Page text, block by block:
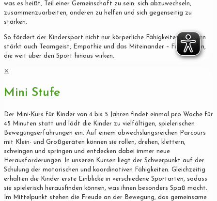
was es heißt, Teil einer Gemeinschaft zu sein: sich abzuwechseln,
zusammenzuarbeiten, anderen zu helfen und sich gegenseitig zu
stärken.
So fördert der Kindersport nicht nur körperliche Fähigkeiten, sondern
stärkt auch Teamgeist, Empathie und das Miteinander – Fähigkeiten,
die weit über den Sport hinaus wirken.
✕
Mini Stufe
Der Mini-Kurs für Kinder von 4 bis 5 Jahren findet einmal pro Woche für
45 Minuten statt und lädt die Kinder zu vielfältigen, spielerischen
Bewegungserfahrungen ein. Auf einem abwechslungsreichen Parcours
mit Klein- und Großgeräten können sie rollen, drehen, klettern,
schwingen und springen und entdecken dabei immer neue
Herausforderungen. In unseren Kursen liegt der Schwerpunkt auf der
Schulung der motorischen und koordinativen Fähigkeiten. Gleichzeitig
erhalten die Kinder erste Einblicke in verschiedene Sportarten, sodass
sie spielerisch herausfinden können, was ihnen besonders Spaß macht.
Im Mittelpunkt stehen die Freude an der Bewegung, das gemeinsame